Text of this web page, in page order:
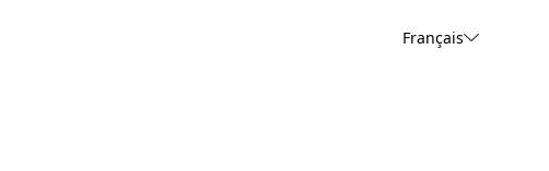
Français